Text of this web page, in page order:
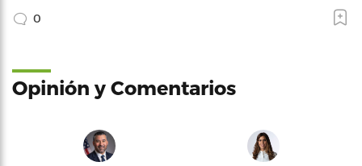
0
Opinión y Comentarios